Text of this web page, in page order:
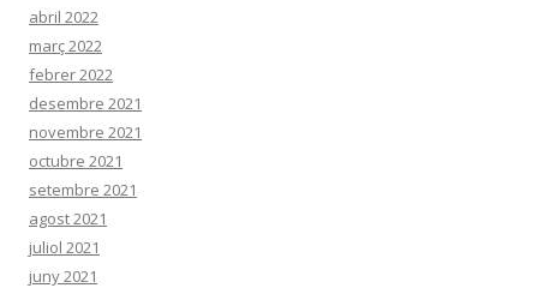
abril 2022
març 2022
febrer 2022
desembre 2021
novembre 2021
octubre 2021
setembre 2021
agost 2021
juliol 2021
juny 2021